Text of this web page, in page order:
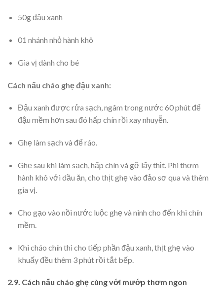
50g đậu xanh
01 nhánh nhỏ hành khô
Gia vị dành cho bé
Cách nấu cháo ghẹ đậu xanh:
Đậu xanh được rửa sạch, ngâm trong nước 60 phút để
đậu mềm hơn sau đó hấp chín rồi xay nhuyễn.
Ghẹ làm sạch và để ráo.
Ghẹ sau khi làm sạch, hấp chín và gỡ lấy thịt. Phi thơm
hành khô với dầu ăn, cho thịt ghẹ vào đảo sơ qua và thêm
gia vị.
Cho gạo vào nồi nước luộc ghẹ và ninh cho đến khi chín
mềm.
Khi cháo chín thì cho tiếp phần đậu xanh, thịt ghẹ vào
khuấy đều thêm 3 phút rồi tắt bếp.
2.9. Cách nấu cháo ghẹ cùng với mướp thơm ngon